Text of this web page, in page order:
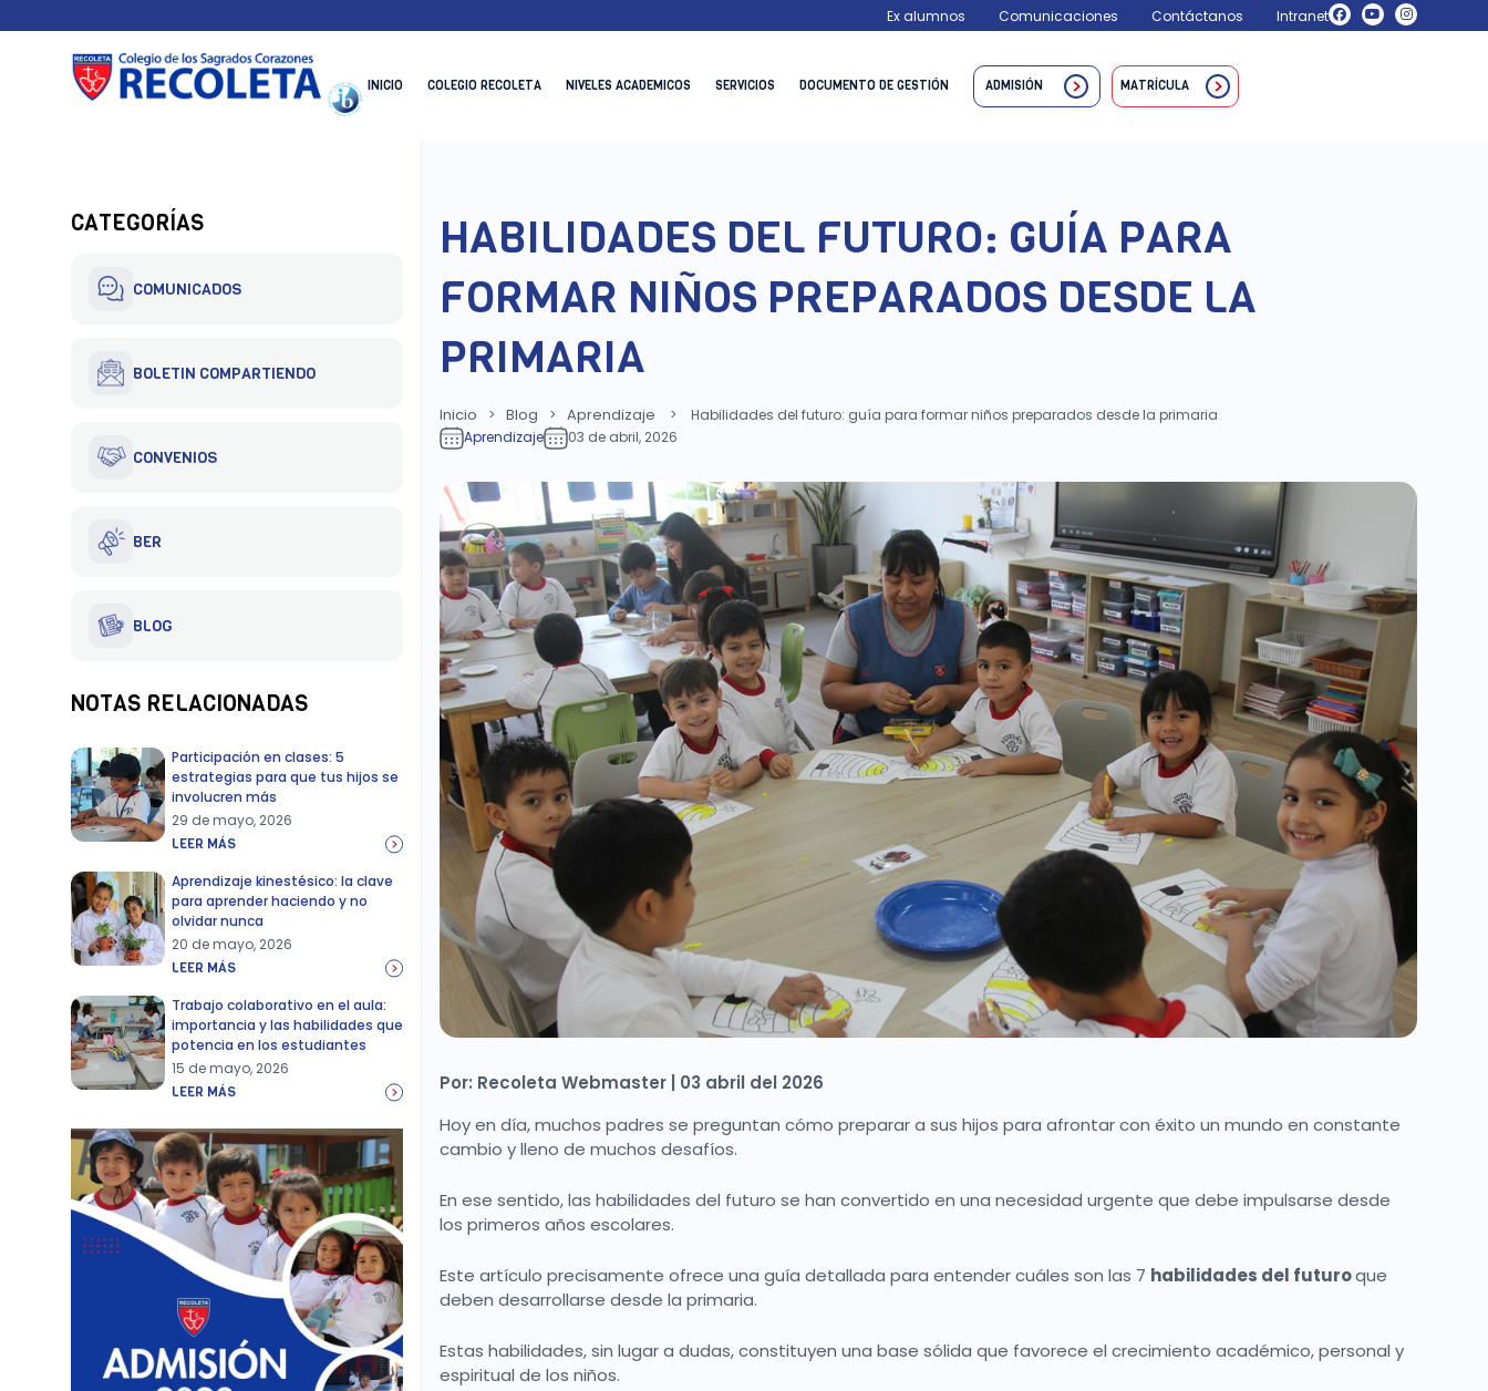
to
Ex alumnos Comunicaciones Contáctanos Intranet
Recoleta – Blog
INICIO COLEGIO RECOLETA NIVELES ACADEMICOS SERVICIOS DOCUMENTO DE GESTIÓN ADMISIÓN MATRÍCULA
CATEGORÍAS
COMUNICADOS
BOLETIN COMPARTIENDO
CONVENIOS
BER
BLOG
NOTAS RELACIONADAS
Participación en clases: 5
estrategias para que tus hijos se
involucren más
29 de mayo, 2026
LEER MÁS
Aprendizaje kinestésico: la clave
para aprender haciendo y no
olvidar nunca
20 de mayo, 2026
LEER MÁS
Trabajo colaborativo en el aula:
importancia y las habilidades que
potencia en los estudiantes
15 de mayo, 2026
LEER MÁS
HABILIDADES DEL FUTURO: GUÍA PARA
FORMAR NIÑOS PREPARADOS DESDE LA
PRIMARIA
Inicio > Blog > Aprendizaje >
Habilidades del futuro: guía para formar niños preparados desde la primaria
Aprendizaje
03 de abril, 2026
Por: Recoleta Webmaster | 03 abril del 2026
Hoy en día, muchos padres se preguntan cómo preparar a sus hijos para afrontar con éxito un mundo en constante
cambio y lleno de muchos desafíos.
En ese sentido, las habilidades del futuro se han convertido en una necesidad urgente que debe impulsarse desde
los primeros años escolares.
Este artículo precisamente ofrece una guía detallada para entender cuáles son las 7 habilidades del futuroque
deben desarrollarse desde la primaria.
Estas habilidades, sin lugar a dudas, constituyen una base sólida que favorece el crecimiento académico, personal y
espiritual de los niños.